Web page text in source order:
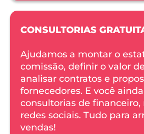
CONSULTORIAS
Ajudamos a montar o
comissão, definir o valor
analisar contratos e
fornecedores. E você
consultorias de
redes sociais. Tudo para
vendas!